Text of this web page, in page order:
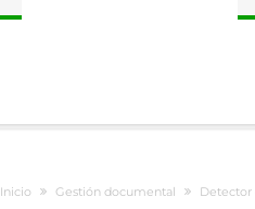
Inicio Gestión documental Detector